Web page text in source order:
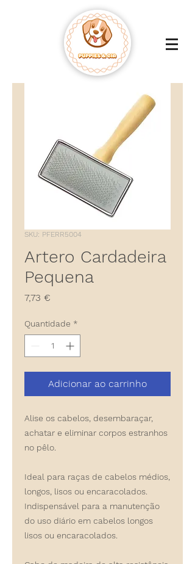
SKU: PFERR5004
Artero Cardadeira
Pequena
7,73 €
Quantidade *
Adicionar ao carrinho
Alise os cabelos, desembaraçar,
achatar e eliminar corpos estranhos
no pêlo.
Ideal para raças de cabelos médios,
longos, lisos ou encaracolados.
Indispensável para a manutenção
do uso diário em cabelos longos
lisos ou encaracolados.